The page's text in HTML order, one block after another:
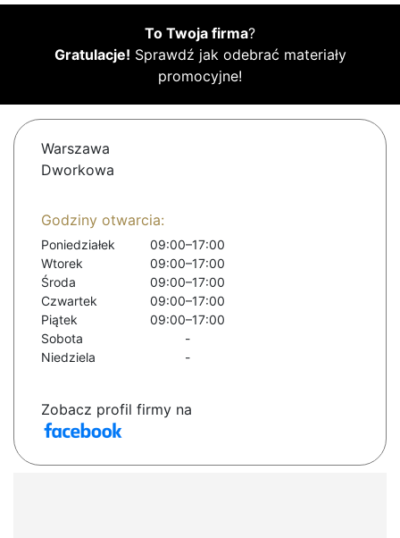
To Twoja firma?
Gratulacje! Sprawdź jak odebrać materiały
promocyjne!
Warszawa
Dworkowa
Godziny otwarcia:
Poniedziałek
09:00–17:00
Wtorek
09:00–17:00
Środa
09:00–17:00
Czwartek
09:00–17:00
Piątek
09:00–17:00
Sobota
-
Niedziela
-
Zobacz profil firmy na